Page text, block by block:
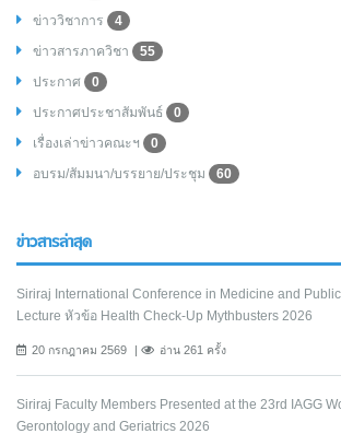
ข่าววิชาการ
4
ข่าวสารภาควิชา
55
ประกาศ
0
ประกาศประชาสัมพันธ์
0
เรื่องเล่าข่าวคณะฯ
0
อบรม/สัมมนา/บรรยาย/ประชุม
60
ข่าวสารล่าสุด
Siriraj International Conference in Medicine and
Lecture หัวข้อ Health Check-Up Mythbusters 2026
20 กรกฎาคม 2569 อ่าน 261 ครั้ง
Siriraj Faculty Members Presented at the 23rd IAGG
Gerontology and Geriatrics 2026